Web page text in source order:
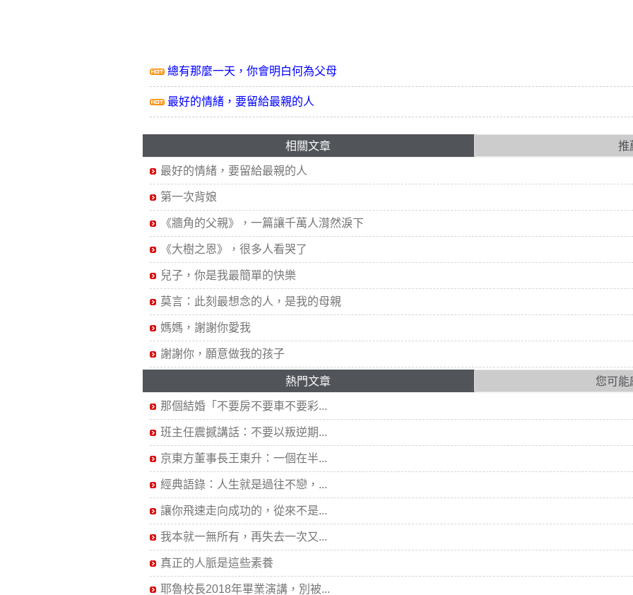
總有那麼一天，你會明白何為父母
最好的情緒，要留給最親的人
相關文章 推
最好的情緒，要留給最親的人
第一次背娘
《牆角的父親》，一篇讓千萬人潸然淚下
《大樹之恩》，很多人看哭了
兒子，你是我最簡單的快樂
莫言：此刻最想念的人，是我的母親
媽媽，謝謝你愛我
謝謝你，願意做我的孩子
熱門文章 您可能
那個結婚「不要房不要車不要彩...
班主任震撼講話：不要以叛逆期...
京東方董事長王東升：一個在半...
經典語錄：人生就是過往不戀，...
讓你飛速走向成功的，從來不是...
我本就一無所有，再失去一次又...
真正的人脈是這些素養
耶魯校長2018年畢業演講，別被...